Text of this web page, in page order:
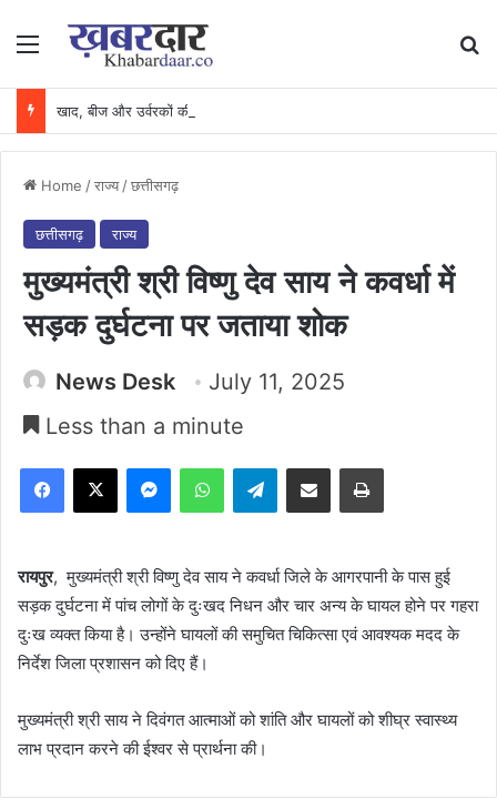
Menu
Home /राज्य /छत्तीसगढ़
छत्तीसगढ़ राज्य
मुख्यमंत्री श्री विष्णु देव साय ने कवर्धा में
सड़क दुर्घटना पर जताया शोक
News Desk
July 11, 2025
Less than a minute
Facebook
X MessengerWhatsAppTelegramShare via Email Print
रायपुर, मुख्यमंत्री श्री विष्णु देव साय ने कवर्धा जिले के आगरपानी के पास हुई
सड़क दुर्घटना में पांच लोगों के दुःखद निधन और चार अन्य के घायल होने पर गहरा
दुःख व्यक्त किया है। उन्होंने घायलों की समुचित चिकित्सा एवं आवश्यक मदद के
निर्देश जिला प्रशासन को दिए हैं।
मुख्यमंत्री श्री साय ने दिवंगत आत्माओं को शांति और घायलों को शीघ्र स्वास्थ्य
लाभ प्रदान करने की ईश्वर से प्रार्थना की।